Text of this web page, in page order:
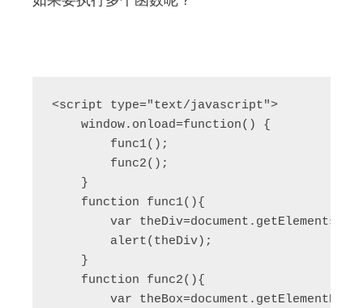
<script type="text/javascript">
    window.onload=function() {
        func1();
        func2();
    }
    function func1(){
var
        alert(theDiv);
    }
    function func2(){
var